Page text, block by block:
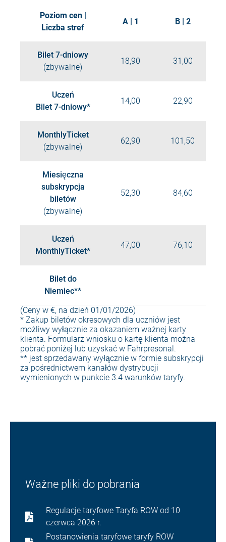
Poziom cen |
Liczba stref
A | 1 B | 2
Bilet 7-dniowy
(zbywalne)
18,90 31,00
Uczeń
Bilet 7-dniowy*
14,00 22,90
MonthlyTicket
(zbywalne)
62,90 101,50
Miesięczna
subskrypcja
biletów
(zbywalne)
52,30 84,60
Uczeń
MonthlyTicket*
47,00 76,10
Bilet do
Niemiec**
(Ceny w €, na dzień 01/01/2026)
* Zakup biletów okresowych dla uczniów jest
możliwy wyłącznie za okazaniem ważnej karty
klienta. Formularz wniosku o kartę klienta można
pobrać poniżej lub uzyskać w Fahrpresonal.
** jest sprzedawany wyłącznie w formie subskrypcji
za pośrednictwem kanałów dystrybucji
wymienionych w punkcie 3.4 warunków taryfy.
Ważne pliki do pobrania
Regulacje taryfowe Taryfa ROW od 10
czerwca 2026 r.
Postanowienia taryfowe taryfy ROW